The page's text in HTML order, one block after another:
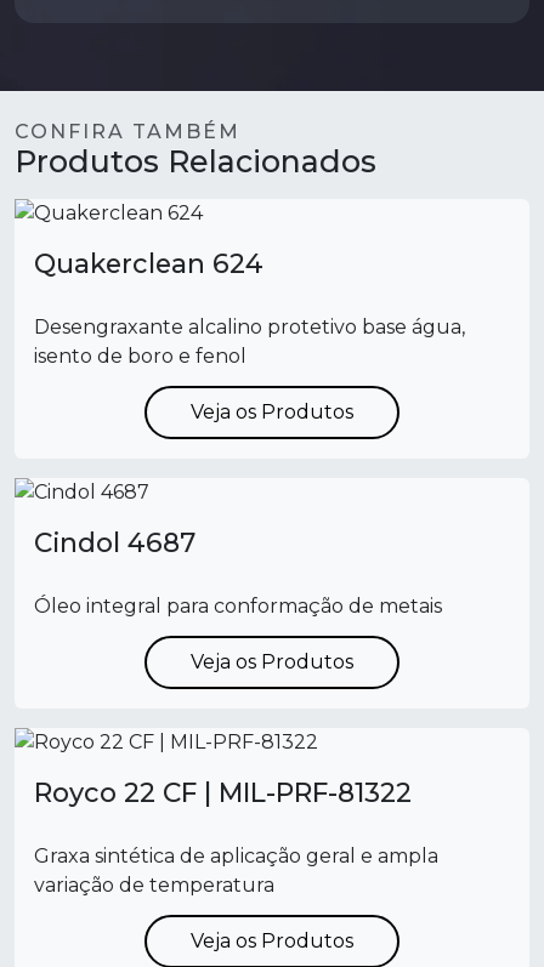
CONFIRA TAMBÉM
Produtos Relacionados
Quakerclean 624
Desengraxante alcalino protetivo base água,
isento de boro e fenol
Veja os Produtos
Cindol 4687
Óleo integral para conformação de metais
Veja os Produtos
Royco 22 CF | MIL-PRF-81322
Graxa sintética de aplicação geral e ampla
variação de temperatura
Veja os Produtos